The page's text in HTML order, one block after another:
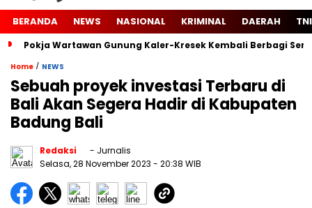
BERANDA NEWS NASIONAL KRIMINAL DAERAH
Pokja Wartawan Gunung Kaler-Kresek Kembali Berbagi
Home / NEWS
Sebuah proyek investasi Terbaru di
Bali Akan Segera Hadir di Kabupaten
Badung Bali
Redaksi
- Jurnalis
Selasa, 28 November 2023 - 20:38 WIB